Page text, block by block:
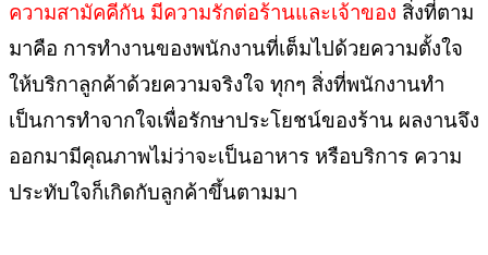
ความสามัคคีกัน มีความรักต่อร้านและเจ้าของ สิ่งที่ตาม
มาคือ การทำงานของพนักงานที่เต็มไปด้วยความตั้งใจ
ให้บริกาลูกค้าด้วยความจริงใจ ทุกๆ สิ่งที่พนักงานทำ
เป็นการทำจากใจเพื่อรักษาประโยชน์ของร้าน ผลงานจึง
ออกมามีคุณภาพไม่ว่าจะเป็นอาหาร หรือบริการ ความ
ประทับใจก็เกิดกับลูกค้าขึ้นตามมา